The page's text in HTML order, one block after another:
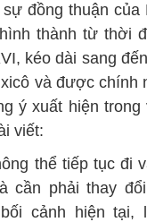
đồng thuận
thành từ thời
kéo dài sang
và được chính
ý xuất hiện trong
viết:
thể tiếp tục đi
cần phải thay
cảnh hiện tại,